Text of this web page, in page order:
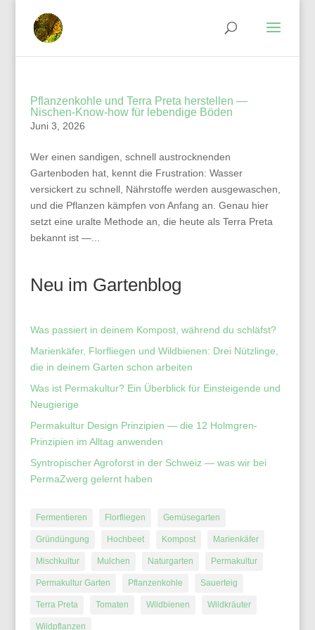
Pflanzenkohle und Terra Preta herstellen —
Nischen-Know-how für lebendige Böden
Juni 3, 2026
Wer einen sandigen, schnell austrocknenden
Gartenboden hat, kennt die Frustration: Wasser
versickert zu schnell, Nährstoffe werden ausgewaschen,
und die Pflanzen kämpfen von Anfang an. Genau hier
setzt eine uralte Methode an, die heute als Terra Preta
bekannt ist —...
Neu im Gartenblog
Was passiert in deinem Kompost, während du schläfst?
Marienkäfer, Florfliegen und Wildbienen: Drei Nützlinge,
die in deinem Garten schon arbeiten
Was ist Permakultur? Ein Überblick für Einsteigende und
Neugierige
Permakultur Design Prinzipien — die 12 Holmgren-
Prinzipien im Alltag anwenden
Syntropischer Agroforst in der Schweiz — was wir bei
PermaZwerg gelernt haben
Fermentieren Florfliegen Gemüsegarten
Gründüngung Hochbeet Kompost Marienkäfer
Mischkultur Mulchen Naturgarten Permakultur
Permakultur Garten Pflanzenkohle Sauerteig
Terra Preta Tomaten Wildbienen Wildkräuter
Wildpflanzen